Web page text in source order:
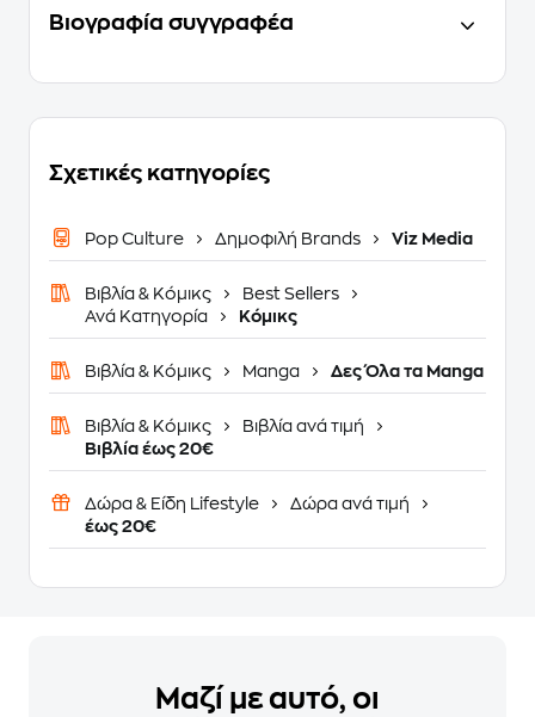
Βιογραφία συγγραφέα
Σχετικές κατηγορίες
Pop Culture Δημοφιλή Brands Viz Media
Βιβλία & Κόμικς
Best Sellers
Ανά Κατηγορία
Κόμικς
Βιβλία & Κόμικς Manga Δες Όλα τα Manga
Βιβλία & Κόμικς
Βιβλία ανά τιμή
Βιβλία έως 20€
Δώρα & Είδη Lifestyle
Δώρα ανά τιμή
έως 20€
Μαζί με αυτό, οι